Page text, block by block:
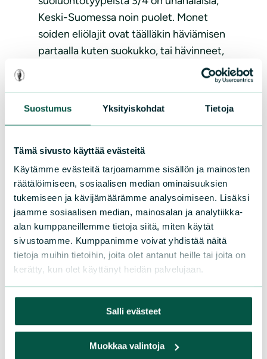
Suostumus Yksityiskohdat Tietoja
Tämä sivusto käyttää evästeitä
Käytämme evästeitä tarjoamamme sisällön ja mainosten
räätälöimiseen, sosiaalisen median ominaisuuksien
tukemiseen ja kävijämäärämme analysoimiseen. Lisäksi
jaamme sosiaalisen median, mainosalan ja analytiikka-
alan kumppaneillemme tietoja siitä, miten käytät
sivustoamme. Kumppanimme voivat yhdistää näitä
tietoja muihin tietoihin, joita olet antanut heille tai joita on
kerätty, kun olet käyttänyt heidän palvelujaan.
Salli evästeet
Muokkaa valintoja
Keski-Suomessa noin puolet. Monet
soiden eliölajit ovat täälläkin häviämisen
partaalla kuten suokukko, tai hävinneet,
Luonnonsuojeluliitto Keski-Suomi vaatii
turpeen polttamisen lopettamista
sekä vielä jäljellä olevan arvokkaan
suoluonnon säästämiseksi.
Turpeenpoltosta on luovuttava nopealla
aikataululla, aluksi kunnissa ja julkisella
sektorilla. Soita on ennallistettava ja
muodostettava ojittamattomat
suojavyöhykkeet soiden reunametsiin.
Luonnonsuojeluliitto
Keski-Suomi on